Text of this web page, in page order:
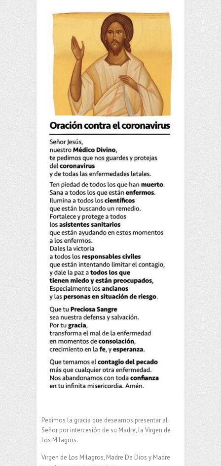
Pedimos la gracia que deseamos presentar al
Señor por intercesión de su Madre, la Virgen de
Los Milagros.
Virgen de Los Milagros, Madre De Dios y Madre